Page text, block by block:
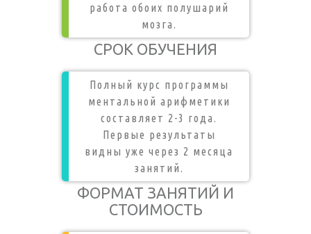
работа обоих полушарий
мозга.
СРОК ОБУЧЕНИЯ
Полный курс программы
ментальной арифметики
составляет 2-3 года.
Первые результаты
видны уже через 2 месяца
занятий.
ФОРМАТ ЗАНЯТИЙ И
СТОИМОСТЬ